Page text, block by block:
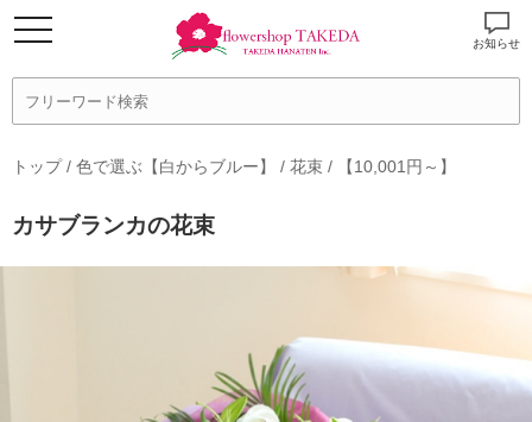
お知らせ
トップ/ 色で選ぶ【白からブルー】 / 花束 / 【10,001円～】
カサブランカの花束